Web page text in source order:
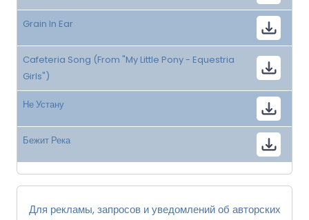
Grain In Ear
Cafeteria Song (From "My Little Pony - Equestria
Girls")
Не Устану
Бежит Река
Для рекламы, запросов и уведомлений об авторских